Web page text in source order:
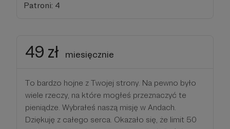
Patroni: 4
49 zł miesięcznie
To bardzo hojne z Twojej strony. Na pewno było
wiele rzeczy, na które mogłeś przeznaczyć te
pieniądze. Wybrałeś naszą misję w Andach.
Dziękuję z całego serca. Okazało się, że limit 50